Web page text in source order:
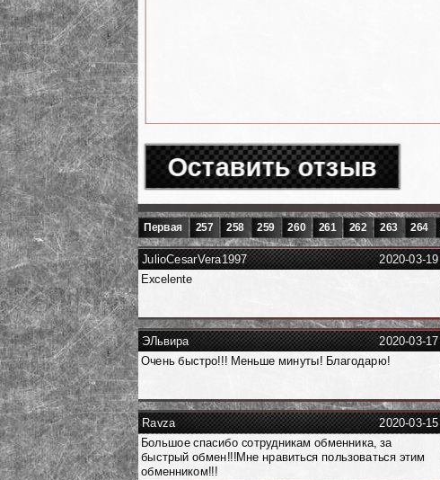
Оставить отзыв
Первая 257 258 259 260 261 262 263 264
2020-03-19
JulioCesarVera1997
Excelente
2020-03-17
ЭЛьвира
Очень быстро!!! Меньше минуты! Благодарю!
2020-03-15
Ravza
Большое спасибо сотрудникам обменника, за
быстрый обмен!!!Мне нравиться пользоваться этим
обменником!!!